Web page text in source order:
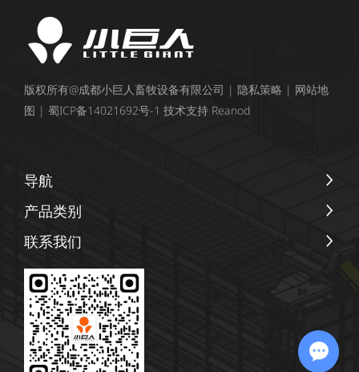
版权所有@成都小巨人畜牧设备有限公司 | 隐私策略 | 网站地
图 | 蜀ICP备14021692号-1 技术支持 Reanod
导航
产品类别
联系我们
+